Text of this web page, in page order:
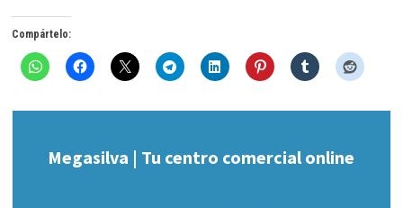
Compártelo:
Megasilva | Tu centro comercial online